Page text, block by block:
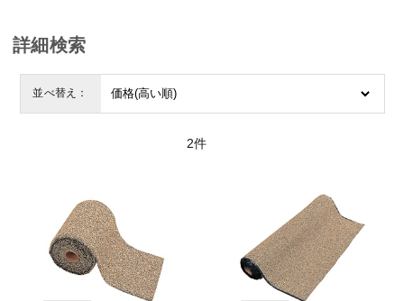
詳細検索
並べ替え：
2件